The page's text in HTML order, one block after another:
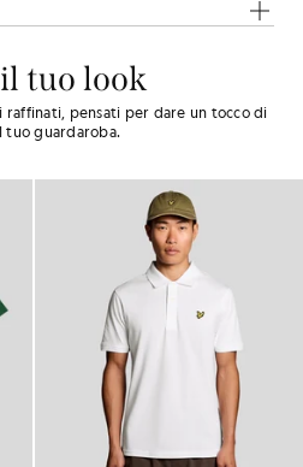
tuo look
raffinati, pensati per dare un tocco di
tuo guardaroba.